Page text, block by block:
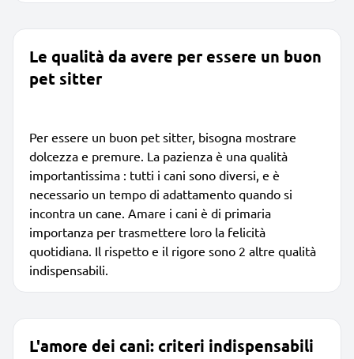
Le qualità da avere per essere un buon
pet sitter
Per essere un buon pet sitter, bisogna mostrare
dolcezza e premure. La pazienza è una qualità
importantissima : tutti i cani sono diversi, e è
necessario un tempo di adattamento quando si
incontra un cane. Amare i cani è di primaria
importanza per trasmettere loro la felicità
quotidiana. Il rispetto e il rigore sono 2 altre qualità
indispensabili.
L'amore dei cani: criteri indispensabili